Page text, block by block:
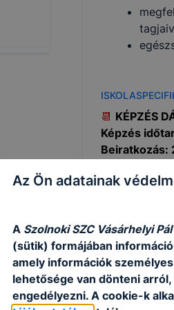
📆 KÉPZÉS
Képzés
Beiratkozás:
Szükséges
TAJ
a
1 éven
vagy
Az Ön adatainak
A Szolnoki SZC Vásárhelyi
(sütik) formájában
amely információk
lehetősége van dönteni
engedélyezni. A cookie-k